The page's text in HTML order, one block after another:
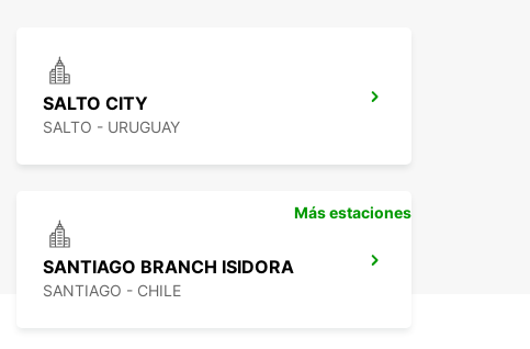
SALTO CITY
SALTO - URUGUAY
SANTIAGO BRANCH ISIDORA
SANTIAGO - CHILE
Más estaciones